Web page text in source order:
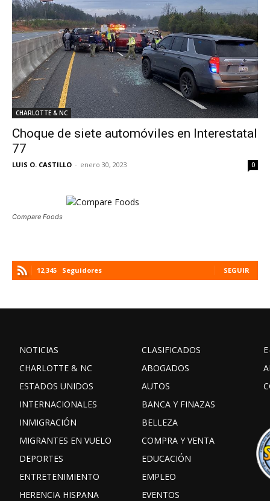
CHARLOTTE & NC
Choque de siete automóviles en Interestatal
77
LUIS O. CASTILLO - enero 30, 2023 0
Compare Foods
12,345 Seguidores SEGUIR
NOTICIAS
CHARLOTTE & NC
ESTADOS UNIDOS
INTERNACIONALES
INMIGRACIÓN
MIGRANTES EN VUELO
DEPORTES
ENTRETENIMIENTO
HERENCIA HISPANA
CLASIFICADOS
ABOGADOS
AUTOS
BANCA Y FINAZAS
BELLEZA
COMPRA Y VENTA
EDUCACIÓN
EMPLEO
EVENTOS